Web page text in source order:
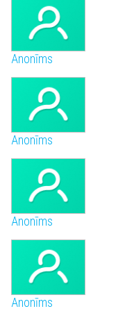
Anonīms
Anonīms
Anonīms
Anonīms